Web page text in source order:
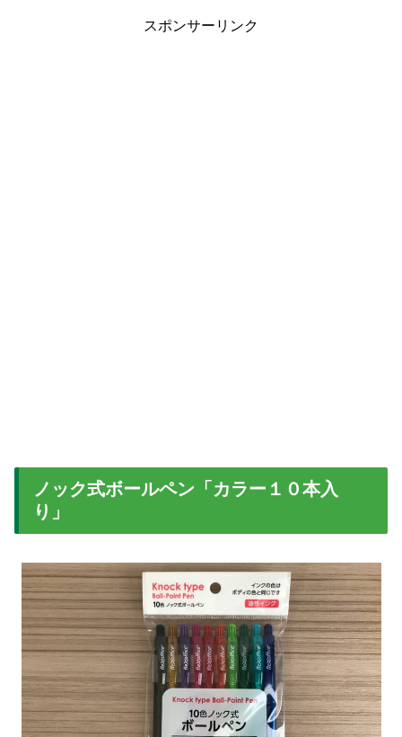
スポンサーリンク
ノック式ボールペン「カラー１０本入
り」